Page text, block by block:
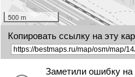
500 m
Копировать ссылку на эту
Заметили ошибку на